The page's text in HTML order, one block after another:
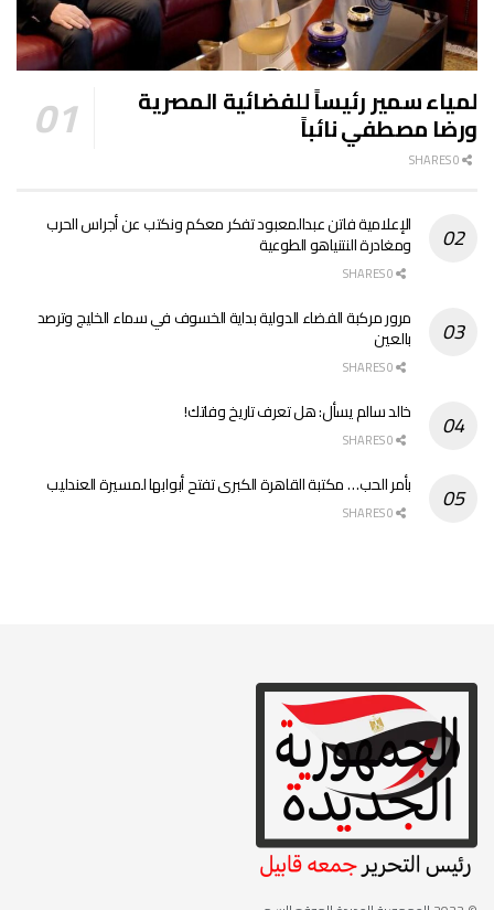
لمياء سمير رئيساً للفضائية المصرية
ورضا مصطفي نائباً
الإعلامية فاتن عبدالمعبود تفكر معكم ونكتب عن أجراس الحرب
ومغادرة النتنياهو الطوعية
مرور مركبة الفضاء الدولية بداية الخسوف في سماء الخليج وترصد
بالعين
خالد سالم يسأل: هل تعرف تاريخ وفاتك!
بأمر الحب… مكتبة القاهرة الكبرى تفتح أبوابها لمسيرة العندليب